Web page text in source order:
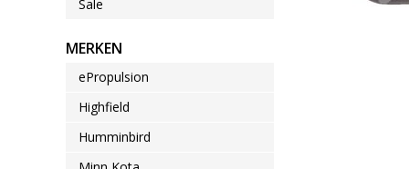
Sale
MERKEN
ePropulsion
Highfield
Humminbird